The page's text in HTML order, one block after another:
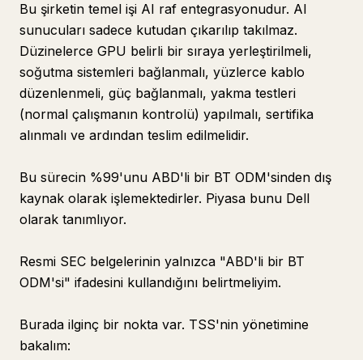
Bu şirketin temel işi AI raf entegrasyonudur. AI
sunucuları sadece kutudan çıkarılıp takılmaz.
Düzinelerce GPU belirli bir sıraya yerleştirilmeli,
soğutma sistemleri bağlanmalı, yüzlerce kablo
düzenlenmeli, güç bağlanmalı, yakma testleri
(normal çalışmanın kontrolü) yapılmalı, sertifika
alınmalı ve ardından teslim edilmelidir.
Bu sürecin %99'unu ABD'li bir BT ODM'sinden dış
kaynak olarak işlemektedirler. Piyasa bunu Dell
olarak tanımlıyor.
Resmi SEC belgelerinin yalnızca "ABD'li bir BT
ODM'si" ifadesini kullandığını belirtmeliyim.
Burada ilginç bir nokta var. TSS'nin yönetimine
bakalım: